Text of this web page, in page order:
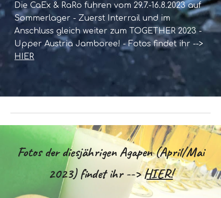
Die CaEx & RaRo fuhren vom 29.7.-16.8.2023 auf
Sommerlager - Zuerst Interrail und im
Anschluss gleich weiter zum TOGETHER 2023 -
Upper Austria Jamboree! - Fotos findet ihr -->
HIER
Fotos der diesjährigen Agapen (April/Mai
2023) findet ihr -->HIER!